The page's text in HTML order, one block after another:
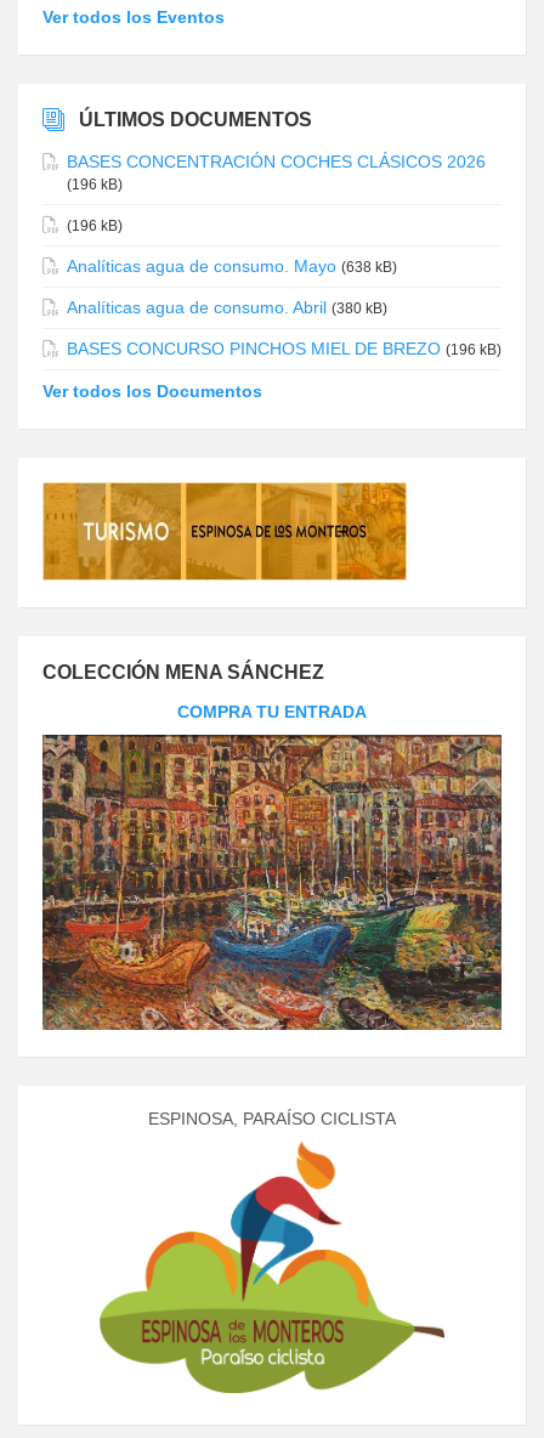
Ver todos los Eventos
ÚLTIMOS DOCUMENTOS
BASES CONCENTRACIÓN COCHES CLÁSICOS 2026
(196 kB)
(196 kB)
Analíticas agua de consumo. Mayo (638 kB)
Analíticas agua de consumo. Abril (380 kB)
BASES CONCURSO PINCHOS MIEL DE BREZO (196 kB)
Ver todos los Documentos
COLECCIÓN MENA SÁNCHEZ
COMPRA TU ENTRADA
ESPINOSA, PARAÍSO CICLISTA